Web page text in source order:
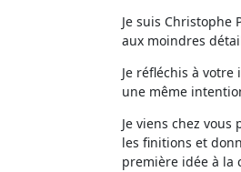
Je suis Christophe
aux moindres
Je réfléchis à
une même
Je viens chez
les finitions et
première idée à la